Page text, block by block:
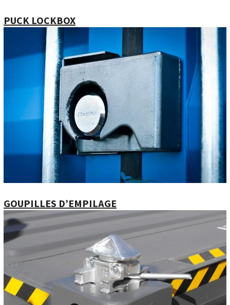
PUCK LOCKBOX
GOUPILLES D’EMPILAGE